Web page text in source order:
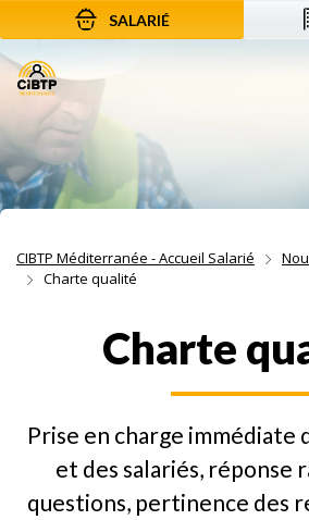
Aller au contenu
Aller à la recherche
Aller à la navigation
SALARIÉ
CIBTP Méditerranée - Accueil Salarié
Charte qualité
Charte
Prise en charge immédiate
et des salariés, réponse
questions, pertinence des